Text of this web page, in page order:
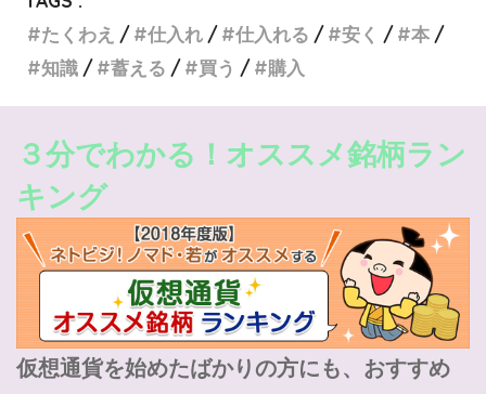
たくわえ
仕入れ 仕入れる 安く
本
知識
蓄える 買う 購入
３分でわかる！オススメ銘柄ラン
キング
仮想通貨を始めたばかりの方にも、おすすめ